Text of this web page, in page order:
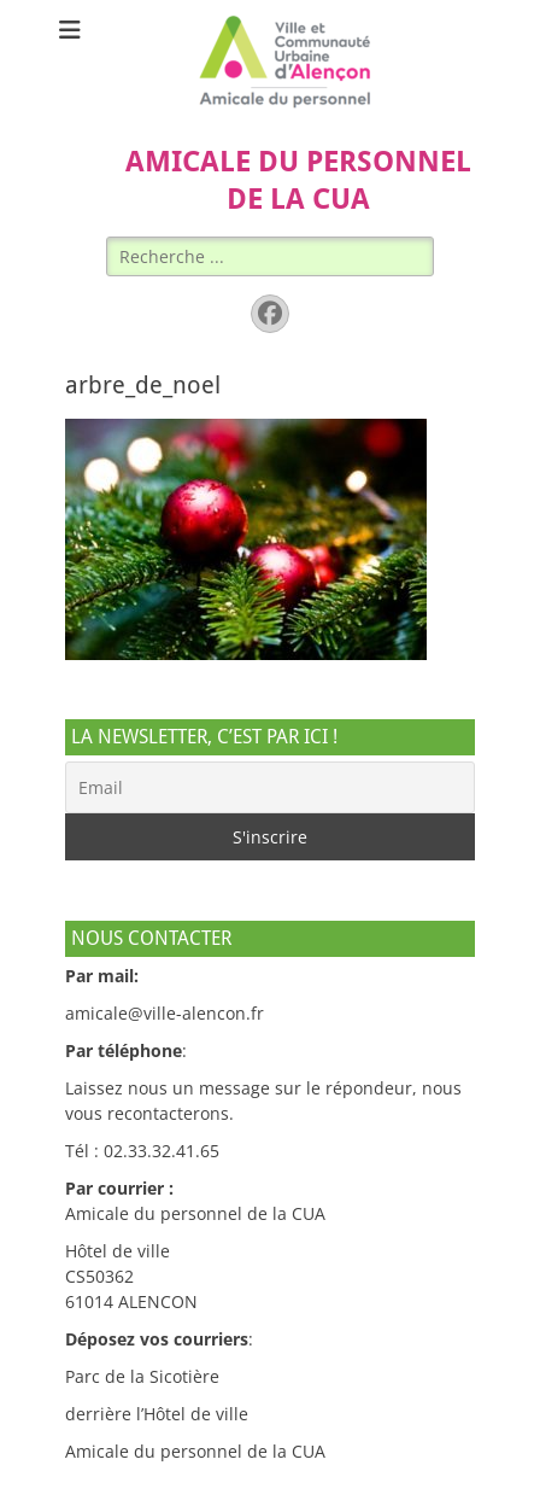
AMICALE DU PERSONNEL
DE LA CUA
Rechercher :
Facebook
arbre_de_noel
LA NEWSLETTER, C’EST PAR ICI !
NOUS CONTACTER
Par mail:
amicale@ville-alencon.fr
Par téléphone:
Laissez nous un message sur le répondeur, nous
vous recontacterons.
Tél : 02.33.32.41.65
Par courrier :
Amicale du personnel de la CUA
Hôtel de ville
CS50362
61014 ALENCON
Déposez vos courriers:
Parc de la Sicotière
derrière l’Hôtel de ville
Amicale du personnel de la CUA